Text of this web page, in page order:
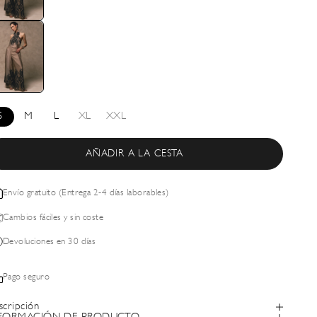
M L XL XXL
AÑADIR A LA CESTA
Envío gratuito (Entrega 2-4 días laborables)
Cambios fáciles y sin coste
Devoluciones en 30 días
Pago seguro